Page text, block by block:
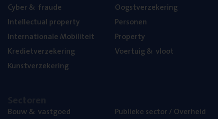
Cyber& fraude
Intel­lec­tu­al property
Inter­na­ti­o­na­le Mobiliteit
Kre­diet­ver­ze­ke­ring
Kunst­ver­ze­ke­ring
Oogst­ver­ze­ke­ring
Per­so­nen
Pro­per­ty
Voer­tuig& vloot
Bouw& vastgoed
Publie­ke sec­tor / Overheid